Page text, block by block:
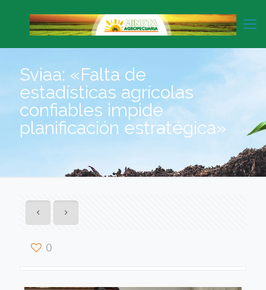
Sviaa: «Falta de
estadísticas agrícolas
confiables impide
planificación estratégica»
0